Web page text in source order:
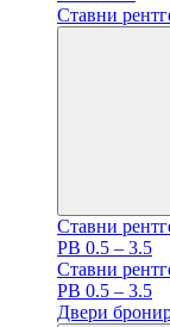
Ставни
Ставни
PB 0.5 – 3.5
Ставни
PB 0.5 – 3.5
Двери